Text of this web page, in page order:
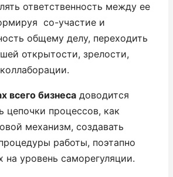
ответственность между ее
со-участие и
общему делу, переходить
открытости, зрелости,
всего бизнеса доводится
цепочки процессов, как
механизм, создавать
работы, поэтапно
на уровень саморегуляции.